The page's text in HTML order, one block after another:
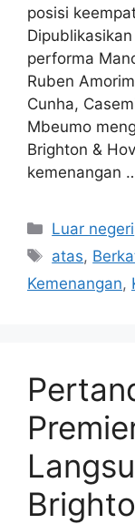
posisi
performa
Ruben
Cunha,
Mbeumo
Brighton &
kemenangan
Kategori
Luar negeri
Tag
atas,
Kemenangan,